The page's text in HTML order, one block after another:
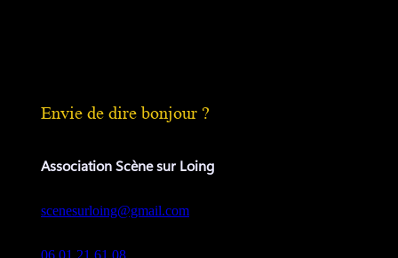
Envie de dire bonjour ?
Association Scène sur Loing
scenesurloing@gmail.com
06 01 21 61 08